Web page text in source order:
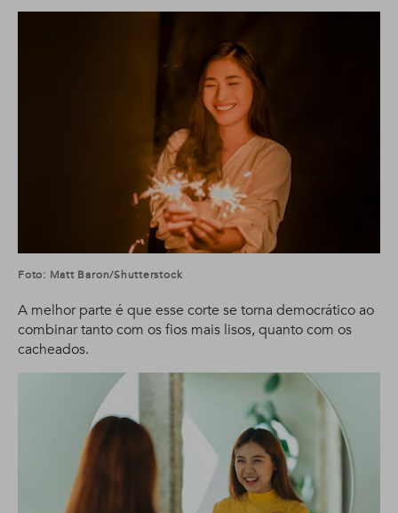
Foto: Matt Baron/Shutterstock
A melhor parte é que esse corte se torna democrático ao
combinar tanto com os fios mais lisos, quanto com os
cacheados.